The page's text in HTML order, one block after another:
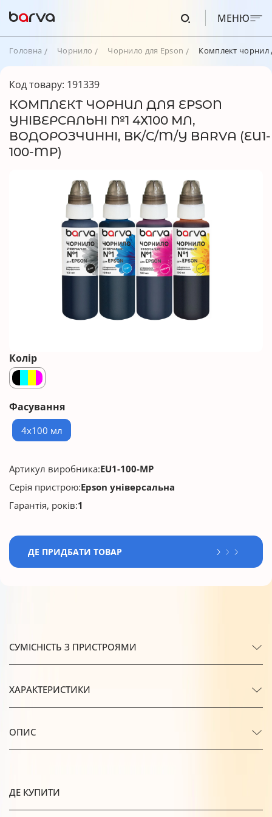
МЕНЮ
Головна Чорнило Чорнило для Epson Комплект чорнил
Код товару: 191339
КОМПЛЕКТ ЧОРНИЛ ДЛЯ EPSON
УНІВЕРСАЛЬНІ №1 4Х100 МЛ,
ВОДОРОЗЧИННІ, BK/C/M/Y BARVA (EU1-
100-MP)
Колір
Фасування
4х100 мл
Артикул виробника:EU1-100-MP
Серія пристрою:Epson універсальна
Гарантія, років:1
ДЕ ПРИДБАТИ ТОВАР
СУМІСНІСТЬ З ПРИСТРОЯМИ
ХАРАКТЕРИСТИКИ
ОПИС
ДЕ КУПИТИ